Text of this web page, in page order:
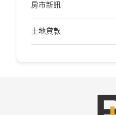
房市新訊
土地貸款